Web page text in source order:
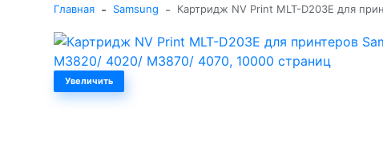
Главная - Samsung - Картридж NV Print MLT-D203E для
Увеличить